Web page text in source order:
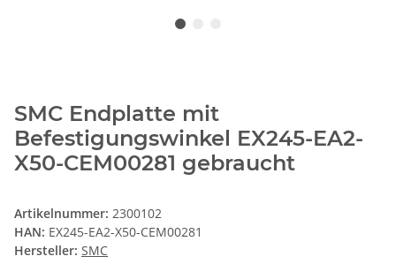
SMC Endplatte mit
Befestigungswinkel EX245-EA2-
X50-CEM00281 gebraucht
Artikelnummer: 2300102
HAN: EX245-EA2-X50-CEM00281
Hersteller: SMC